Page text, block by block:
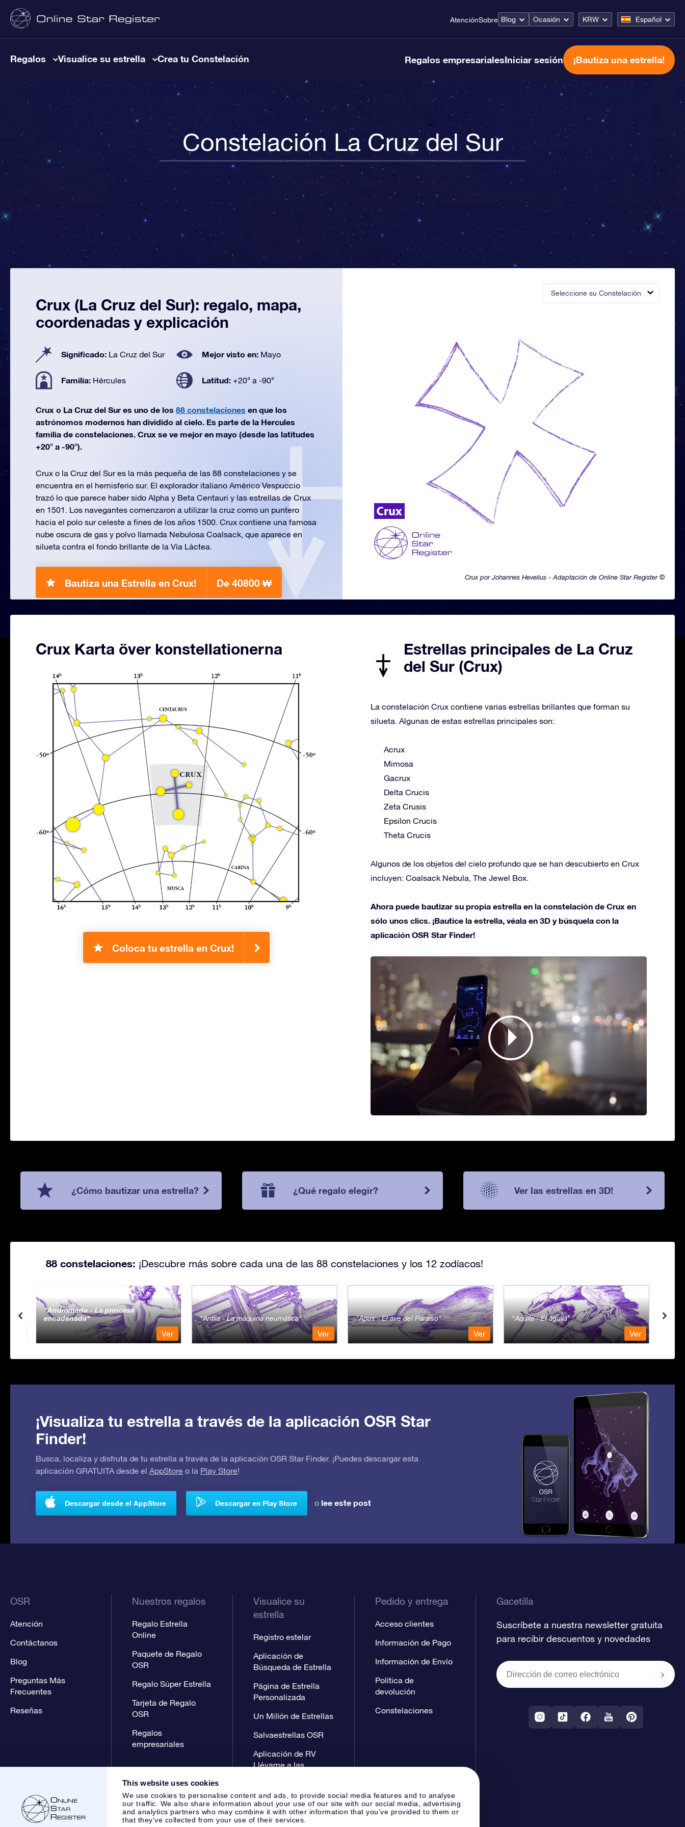
This website uses cookies
We use cookies to personalise content and ads, to provide social media features and to analyse
our traffic. We also share information about your use of our site with our social media, advertising
and analytics partners who may combine it with other information that you’ve provided to them or
that they’ve collected from your use of their services.
AtenciónSobre Blog Ocasión KRW Español
Regalos Visualice su estrella Crea tu Constelación Regalos empresarialesIniciar sesión ¡Bautiza una estrella!
Constelación La Cruz del Sur
Seleccione su Constelación
Crux por Johannes Hevelius - Adaptación de Online Star Register ©
Crux (La Cruz del Sur): regalo, mapa,
coordenadas y explicación
Significado: La Cruz del Sur Mejor visto en: Mayo
Familia: Hércules Latitud: +20° a -90°
Crux o La Cruz del Sur es uno de los 88 constelaciones en que los
astrónomos modernos han dividido al cielo. Es parte de la Hercules
familia de constelaciones. Crux se ve mejor en mayo (desde las latitudes
+20° a -90°).
Crux o la Cruz del Sur es la más pequeña de las 88 constelaciones y se
encuentra en el hemisferio sur. El explorador italiano Américo Vespuccio
trazó lo que parece haber sido Alpha y Beta Centauri y las estrellas de Crux
en 1501. Los navegantes comenzaron a utilizar la cruz como un puntero
hacia el polo sur celeste a fines de los años 1500. Crux contiene una famosa
nube oscura de gas y polvo llamada Nebulosa Coalsack, que aparece en
silueta contra el fondo brillante de la Vía Láctea.
Bautiza una Estrella en Crux! De 40800 ₩
Crux Karta över konstellationerna
Coloca tu estrella en Crux!
Estrellas principales de La Cruz
del Sur (Crux)
La constelación Crux contiene varias estrellas brillantes que forman su
silueta. Algunas de estas estrellas principales son:
Acrux
Mimosa
Gacrux
Delta Crucis
Zeta Crusis
Epsilon Crucis
Theta Crucis
Algunos de los objetos del cielo profundo que se han descubierto en Crux
incluyen: Coalsack Nebula, The Jewel Box.
Ahora puede bautizar su propia estrella en la constelación de Crux en
sólo unos clics. ¡Bautice la estrella, véala en 3D y búsquela con la
aplicación OSR Star Finder!
¿Cómo bautizar una estrella? ¿Qué regalo elegir? Ver las estrellas en 3D!
88 constelaciones: ¡Descubre más sobre cada una de las 88 constelaciones y los 12 zodíacos!
Andromeda - La princesa
encadenada
Ver
Antlia - La máquina neumática
Ver
Apus - El ave del Paraiso
Ver
Aquila - El águila
Ver
¡Visualiza tu estrella a través de la aplicación OSR Star
Finder!
Busca, localiza y disfruta de tu estrella a través de la aplicación OSR Star Finder. ¡Puedes descargar esta
aplicación GRATUITA desde el AppStore o la Play Store!
Descargar desde el AppStore Descargar en Play Store o lee este post
OSR
Atención
Contáctanos
Blog
Preguntas Más
Frecuentes
Reseñas
Nuestros regalos
Regalo Estrella
Online
Paquete de Regalo
OSR
Regalo Súper Estrella
Tarjeta de Regalo
OSR
Regalos
empresariales
Visualice su
estrella
Registro estelar
Aplicación de
Búsqueda de Estrella
Página de Estrella
Personalizada
Un Millón de Estrellas
Salvaestrellas OSR
Aplicación de RV
Llévame a las
Pedido y entrega
Acceso clientes
Información de Pago
Información de Envío
Política de
devolución
Constelaciones
Gacetilla
Suscríbete a nuestra newsletter gratuita
para recibir descuentos y novedades